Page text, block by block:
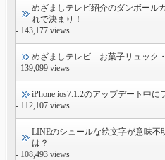
めざましテレビ紹介のダンボール
れで決まり！
- 143,177 views
めざましテレビ お菓子リュック
- 139,099 views
iPhone ios7.1.2のアップデート中
- 112,107 views
LINEのシュールな絵文字が意味
は？
- 108,493 views